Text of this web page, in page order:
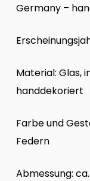
Germany –
Material: Glas,
handdekoriert
Farbe und
Federn
Abmessung: